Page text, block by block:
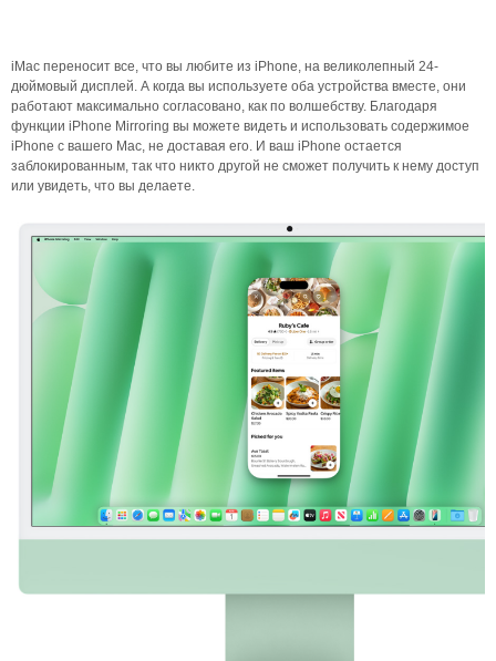
iMac переносит все, что вы любите из iPhone, на великолепный 24-
дюймовый дисплей. А когда вы используете оба устройства вместе, они
работают максимально согласовано, как по волшебству. Благодаря
функции iPhone Mirroring вы можете видеть и использовать содержимое
iPhone с вашего Mac, не доставая его. И ваш iPhone остается
заблокированным, так что никто другой не сможет получить к нему доступ
или увидеть, что вы делаете.